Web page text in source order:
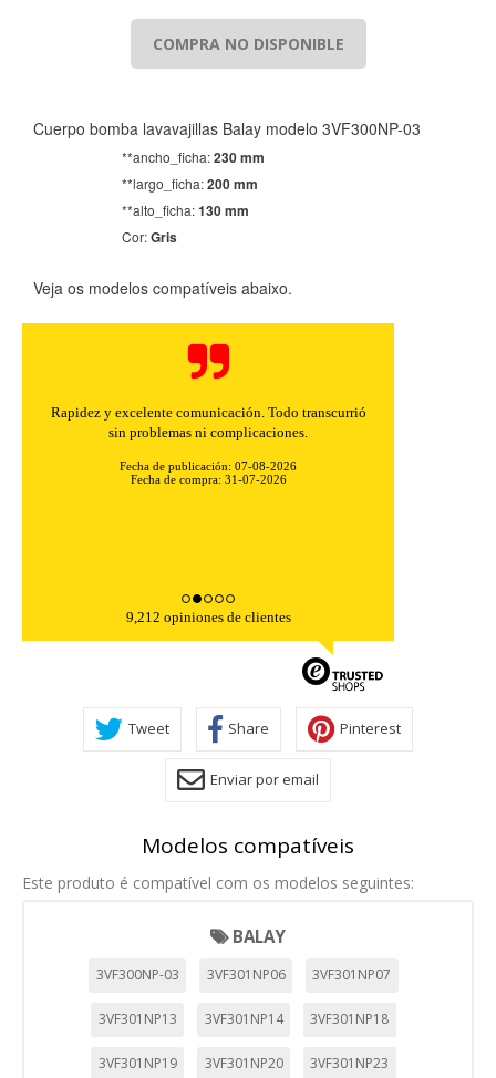
COMPRA NO DISPONIBLE
Cuerpo bomba lavavajillas Balay modelo 3VF300NP-03
**ancho_ficha:230 mm
**largo_ficha:200 mm
**alto_ficha:130 mm
Cor:Gris
Veja os modelos compatíveis abaixo.
Rapidez y excelente comunicación. Todo transcurrió
sin problemas ni complicaciones.
Fecha de publicación: 07-08-2026
Fecha de compra: 31-07-2026
9,212 opiniones de clientes
Tweet Share Pinterest
Enviar por email
Modelos compatíveis
Este produto é compatível com os modelos seguintes:
BALAY
3VF300NP-03 3VF301NP06 3VF301NP07
3VF301NP13 3VF301NP14 3VF301NP18
3VF301NP19 3VF301NP20 3VF301NP23